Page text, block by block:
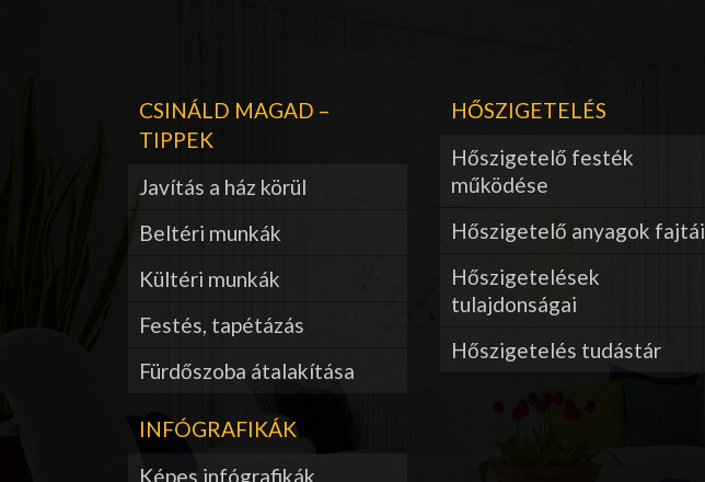
CSINÁLD MAGAD –
TIPPEK
Javítás a ház körül
Beltéri munkák
Kültéri munkák
Festés, tapétázás
Fürdőszoba átalakítása
INFÓGRAFIKÁK
Képes infógrafikák
HŐSZIGETELÉS
Hőszigetelő festék
működése
Hőszigetelő anyagok fajtái
Hőszigetelések
tulajdonságai
Hőszigetelés tudástár